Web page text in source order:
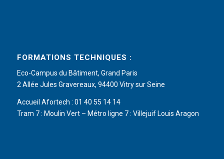
FORMATIONS TECHNIQUES :
Eco-Campus du Bâtiment, Grand Paris
2 Allée Jules Gravereaux, 94400 Vitry sur Seine
Accueil Afortech : 01 40 55 14 14
Tram 7 : Moulin Vert – Métro ligne 7 : Villejuif Louis Aragon